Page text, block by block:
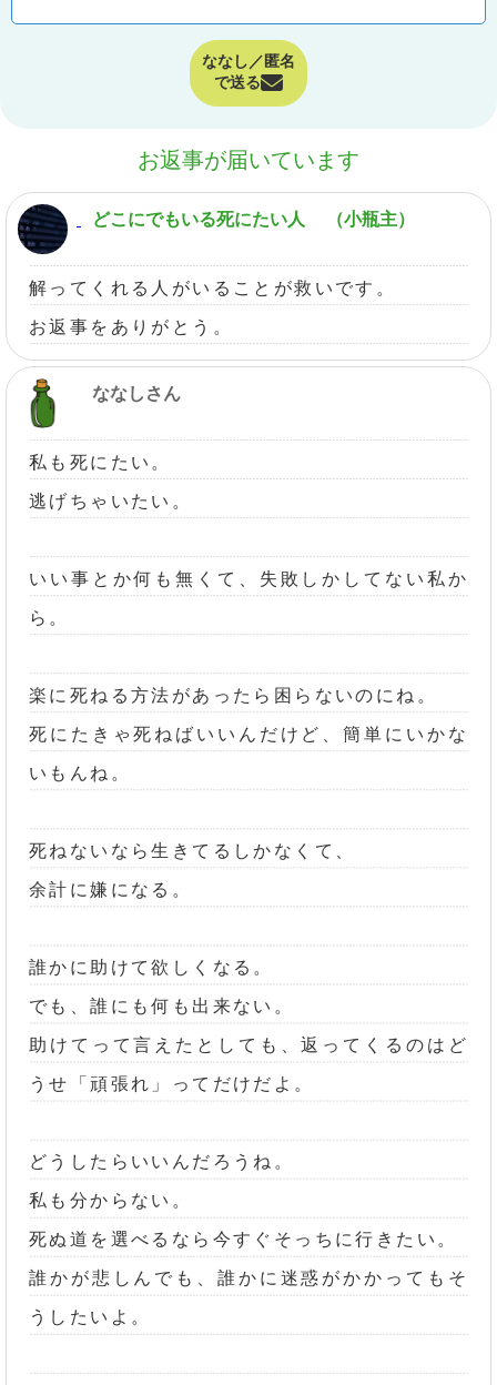
ななし／匿名
で送る
お返事が届いています
どこにでもいる死にたい人 （小瓶主）
解ってくれる人がいることが救いです。
お返事をありがとう。
ななしさん
私も死にたい。
逃げちゃいたい。
いい事とか何も無くて、失敗しかしてない私か
ら。
楽に死ねる方法があったら困らないのにね。
死にたきゃ死ねばいいんだけど、簡単にいかな
いもんね。
死ねないなら生きてるしかなくて、
余計に嫌になる。
誰かに助けて欲しくなる。
でも、誰にも何も出来ない。
助けてって言えたとしても、返ってくるのはど
うせ「頑張れ」ってだけだよ。
どうしたらいいんだろうね。
私も分からない。
死ぬ道を選べるなら今すぐそっちに行きたい。
誰かが悲しんでも、誰かに迷惑がかかってもそ
うしたいよ。